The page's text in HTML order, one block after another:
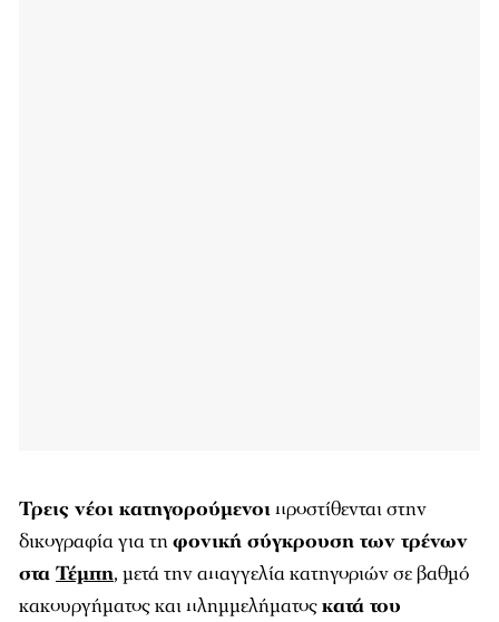
Τρεις νέοι κατηγορούμενοιπροστίθενται στην
δικογραφία για τηφονική σύγκρουση των τρένων
στα Τέμπη, μετά την απαγγελία κατηγοριών σε βαθμό
κακουργήματος και πλημμελήματοςκατά του